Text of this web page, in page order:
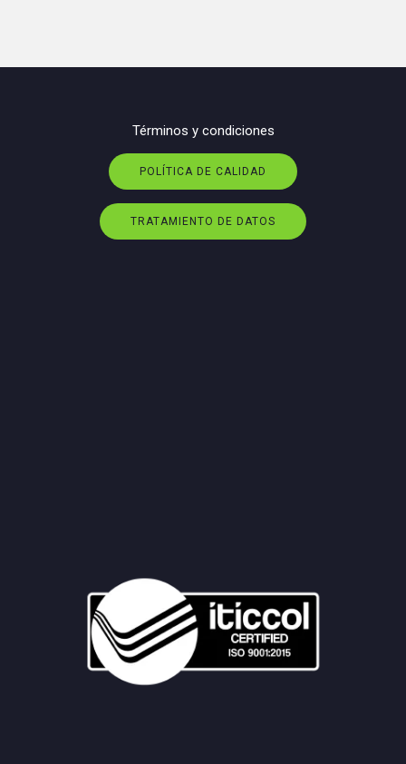
Términos y condiciones
POLÍTICA DE CALIDAD
TRATAMIENTO DE DATOS